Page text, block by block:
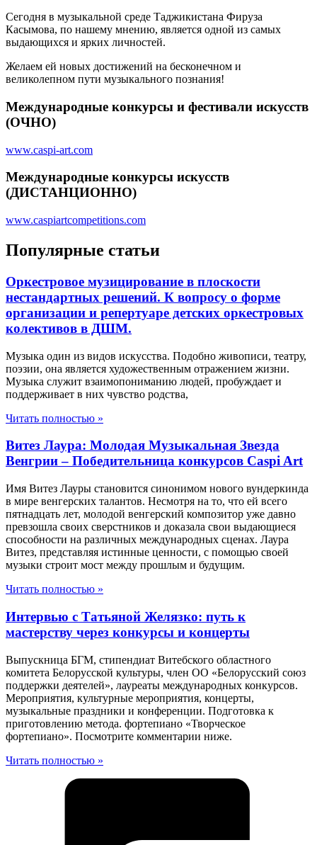
Сегодня в музыкальной среде Таджикистана Фируза
Касымова, по нашему мнению, является одной из самых
выдающихся и ярких личностей.
Желаем ей новых достижений на бесконечном и
великолепном пути музыкального познания!
Международные конкурсы и фестивали искусств
(ОЧНО)
www.caspi-art.com
Международные конкурсы искусств
(ДИСТАНЦИОННО)
www.caspiartcompetitions.com
Популярные статьи
Оркестровое музицирование в плоскости
нестандартных решений. К вопросу о форме
организации и репертуаре детских оркестровых
колективов в ДШМ.
Музыка один из видов искусства. Подобно живописи, театру,
поэзии, она является художественным отражением жизни.
Музыка служит взаимопониманию людей, пробуждает и
поддерживает в них чувство родства,
Читать полностью »
Витез Лаура: Молодая Музыкальная Звезда
Венгрии – Победительница конкурсов Caspi Art
Имя Витез Лауры становится синонимом нового вундеркинда
в мире венгерских талантов. Несмотря на то, что ей всего
пятнадцать лет, молодой венгерский композитор уже давно
превзошла своих сверстников и доказала свои выдающиеся
способности на различных международных сценах. Лаура
Витез, представляя истинные ценности, с помощью своей
музыки строит мост между прошлым и будущим.
Читать полностью »
Интервью с Татьяной Желязко: путь к
мастерству через конкурсы и концерты
Выпускница БГМ, стипендиат Витебского областного
комитета Белорусской культуры, член ОО «Белорусский союз
поддержки деятелей», лауреаты международных конкурсов.
Мероприятия, культурные мероприятия, концерты,
музыкальные праздники и конференции. Подготовка к
приготовлению метода. фортепиано «Творческое
фортепиано». Посмотрите комментарии ниже.
Читать полностью »